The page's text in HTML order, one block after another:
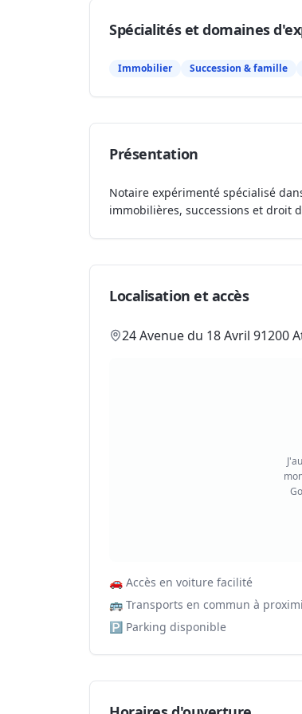
Spécialités et domaines
Immobilier Succession & famille
Présentation
Notaire expérimenté spécialisé
immobilières, successions et droit
Localisation et accès
24 Avenue du 18 Avril 91200
🚗 Accès en voiture facilité
🚌 Transports en commun à
🅿️ Parking disponible